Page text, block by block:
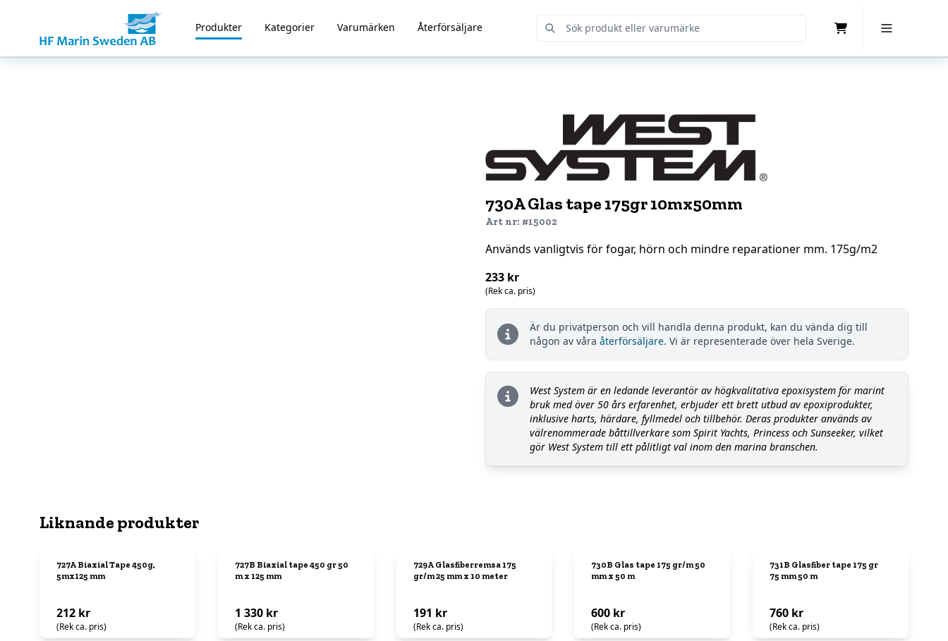
Home
Produkter Kategorier Varumärken Återförsäljare Submit Search
730A Glas tape 175gr 10mx50mm
Art nr: #15002
Används vanligtvis för fogar, hörn och mindre reparationer mm. 175g/m2
233 kr
(Rek ca. pris)
Är du privatperson och vill handla denna produkt, kan du vända dig till
någon av våra återförsäljare. Vi är representerade över hela Sverige.
West System är en ledande leverantör av högkvalitativa epoxisystem för marint
bruk med över 50 års erfarenhet, erbjuder ett brett utbud av epoxiprodukter,
inklusive harts, härdare, fyllmedel och tillbehör. Deras produkter används av
välrenommerade båttillverkare som Spirit Yachts, Princess och Sunseeker, vilket
gör West System till ett pålitligt val inom den marina branschen.
Liknande produkter
727A Biaxial Tape 450g,
5mx125 mm
212 kr
(Rek ca. pris)
727B Biaxial tape 450 gr 50
m x 125 mm
1 330 kr
(Rek ca. pris)
729A Glasfiberremsa 175
gr/m 25 mm x 10 meter
191 kr
(Rek ca. pris)
730B Glas tape 175 gr/m 50
mm x 50 m
600 kr
(Rek ca. pris)
731B Glasfiber tape 175 gr
75 mm 50 m
760 kr
(Rek ca. pris)